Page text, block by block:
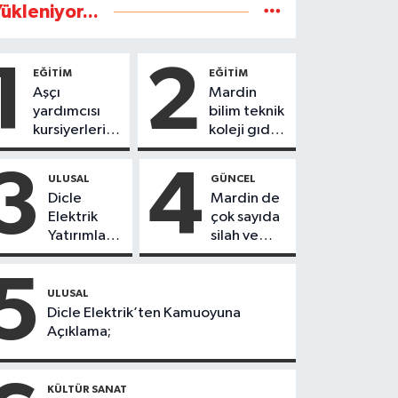
EĞİTİM
Aşçı
yardımcısı
kursiyerleri
eğitimlerini
tamamladı
2 EĞİTİM
Mardin
bilim teknik
koleji gıda
teknolojisi
ürettikleri
gıda
ürünlerini
satarak
köydeki
desteğinde
ULUSAL
Dicle
Elektrik
Yatırımları
Sonuç
Mardin’de
Kayıp
Kaçak
Büyük
Düşüş
4 GÜNCEL
Mardin de
çok sayıda
silah ve
mühimmat
ULUSAL
Dicle Elektrik’ten Kamuoyuna
Açıklama;
KÜLTÜR SANAT